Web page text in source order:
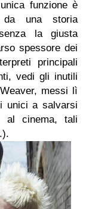
funzione è
una storia
la giusta
spessore dei
principali
vedi gli inutili
messi lì
unici a salvarsi
al cinema, tali